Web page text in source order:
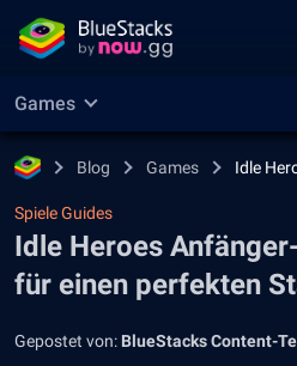
Games
Blog Games Idle
Spiele Guides
Idle Heroes
für einen perfekten
Gepostet von: BlueStacks Content-